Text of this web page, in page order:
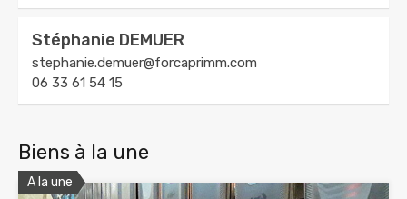
Stéphanie DEMUER
stephanie.demuer@forcaprimm.com
06 33 61 54 15
Biens à la une
A la une